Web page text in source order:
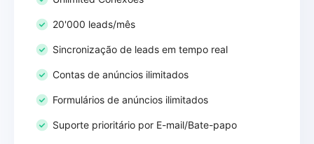
20'000 leads/mês
Sincronização de leads em tempo real
Contas de anúncios ilimitados
Formulários de anúncios ilimitados
Suporte prioritário por E-mail/Bate-papo